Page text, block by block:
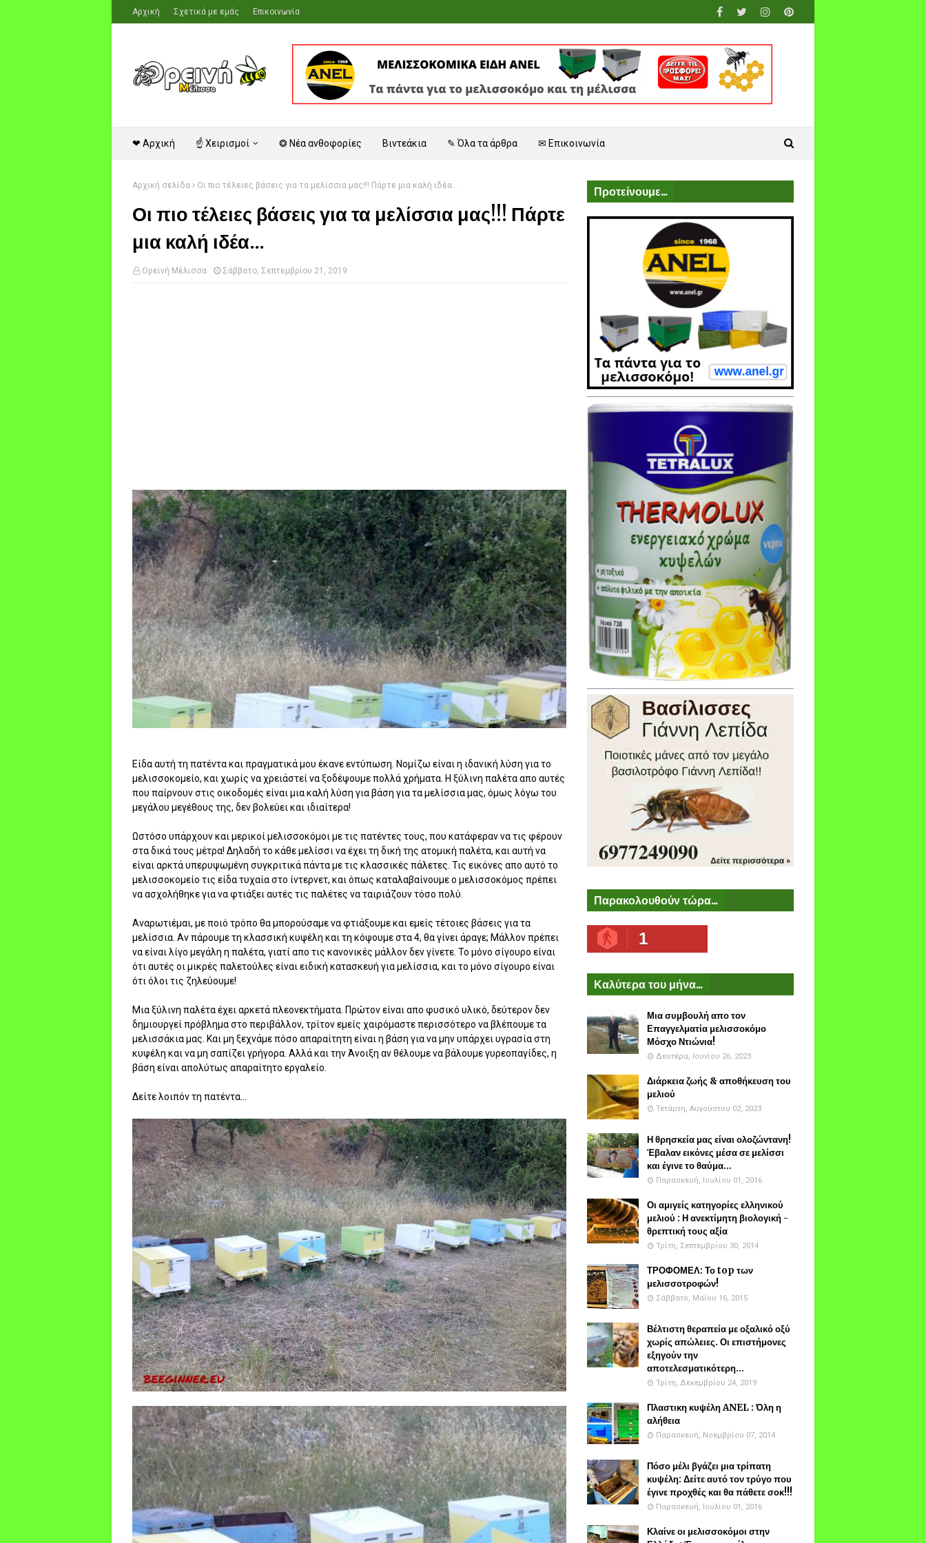
Αρχική Σχετικά με εμάς Επικοινωνία
❤ Αρχική ☝ Χειρισμοί ❂ Νέα ανθοφορίες Βιντεάκια ✎ Όλα τα άρθρα ✉ Επικοινωνία
Αρχική σελίδα Οι πιο τέλειες βάσεις για τα μελίσσια μας!!! Πάρτε μια καλή ιδέα...
Οι πιο τέλειες βάσεις για τα μελίσσια μας!!! Πάρτε
μια καλή ιδέα...
Ορεινή Μέλισσα Σάββατο, Σεπτεμβρίου 21, 2019
Είδα αυτή τη πατέντα και πραγματικά μου έκανε εντύπωση. Νομίζω είναι η ιδανική λύση για το
μελισσοκομείο, και χωρίς να χρειάστεί να ξοδέψουμε πολλά χρήματα. Η ξύλινη παλέτα απο αυτές
που παίρνουν στις οικοδομές είναι μια καλή λύση για βάση για τα μελίσσια μας, όμως λόγω του
μεγάλου μεγέθους της, δεν βολεύει και ιδιαίτερα!
Ωστόσο υπάρχουν και μερικοί μελισσοκόμοι με τις πατέντες τους, που κατάφεραν να τις φέρουν
στα δικά τους μέτρα! Δηλαδή το κάθε μελίσσι να έχει τη δική της ατομική παλέτα, και αυτή να
είναι αρκτά υπερυψωμένη συγκριτικά πάντα με τις κλασσικές πάλετες. Τις εικόνες απο αυτό το
μελισσοκομείο τις είδα τυχαία στο ίντερνετ, και όπως καταλαβαίνουμε ο μελισσοκόμος πρέπει
να ασχολήθηκε για να φτιάξει αυτές τις παλέτες να ταιριάζουν τόσο πολύ.
Αναρωτιέμαι, με ποιό τρόπο θα μπορούσαμε να φτιάξουμε και εμείς τέτοιες βάσεις για τα
μελίσσια. Αν πάρουμε τη κλασσική κυψέλη και τη κόψουμε στα 4, θα γίνει άραγε; Μάλλον πρέπει
να είναι λίγο μεγάλη η παλέτα, γιατί απο τις κανονικές μάλλον δεν γίνετε. Το μόνο σίγουρο είναι
ότι αυτές οι μικρές παλετούλες είναι ειδική κατασκευή για μελίσσια, και το μόνο σίγουρο είναι
ότι όλοι τις ζηλεύουμε!
Μια ξύλινη παλέτα έχει αρκετά πλεονεκτήματα. Πρώτον είναι απο φυσικό υλικό, δεύτερον δεν
δημιουργεί πρόβλημα στο περιβάλλον, τρίτον εμείς χαιρόμαστε περισσότερο να βλέπουμε τα
μελισσάκια μας. Και μη ξεχνάμε πόσο απαραίτητη είναι η βάση για να μην υπάρχει υγρασία στη
κυψέλη και να μη σαπίζει γρήγορα. Αλλά και την Άνοιξη αν θέλουμε να βάλουμε γυρεοπαγίδες, η
βάση είναι απολύτως απαραίτητο εργαλείο.
Δείτε λοιπόν τη πατέντα...
Προτείνουμε...
Παρακολουθούν τώρα...
1
Καλύτερα του μήνα...
Μια συμβουλή απο τον
Επαγγελματία μελισσοκόμο
Μόσχο Ντιώνια!
Δευτέρα, Ιουνίου 26, 2023
Διάρκεια ζωής & αποθήκευση του
μελιού
Τετάρτη, Αυγούστου 02, 2023
Η θρησκεία μας είναι ολοζώντανη!
Έβαλαν εικόνες μέσα σε μελίσσι
και έγινε το θαύμα...
Παρασκευή, Ιουλίου 01, 2016
Οι αμιγείς κατηγορίες ελληνικού
μελιού : Η ανεκτίμητη βιολογική -
θρεπτική τους αξία
Τρίτη, Σεπτεμβρίου 30, 2014
ΤΡΟΦΟΜΕΛ: Το top των
μελισσοτροφών!
Σάββατο, Μαΐου 16, 2015
Βέλτιστη θεραπεία με οξαλικό οξύ
χωρίς απώλειες. Οι επιστήμονες
εξηγούν την
αποτελεσματικότερη...
Τρίτη, Δεκεμβρίου 24, 2019
Πλαστικη κυψέλη ANEL : Όλη η
αλήθεια
Παρασκευή, Νοεμβρίου 07, 2014
Πόσο μέλι βγάζει μια τρίπατη
κυψέλη: Δείτε αυτό τον τρύγο που
έγινε προχθές και θα πάθετε σοκ!!!
Παρασκευή, Ιουλίου 01, 2016
Κλαίνε οι μελισσοκόμοι στην